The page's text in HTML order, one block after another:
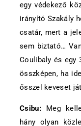
egy védekező
irányító Szakály
csatár, mert a
sem biztató…
Coulibaly és egy
összképen, ha
ősszel keveset
Csibu:Meg
hány olyan